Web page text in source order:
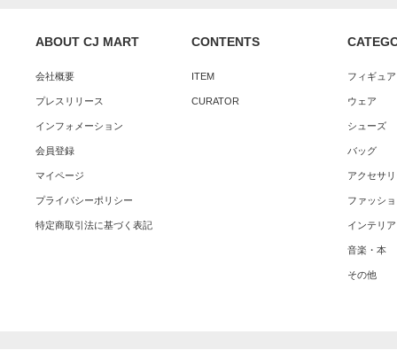
ABOUT CJ MART
会社概要
プレスリリース
インフォメーション
会員登録
マイページ
プライバシーポリシー
特定商取引法に基づく表記
CONTENTS
ITEM
CURATOR
フィギュ
ウェア
シューズ
バッグ
アクセサ
ファッシ
インテリア
音楽・本
その他